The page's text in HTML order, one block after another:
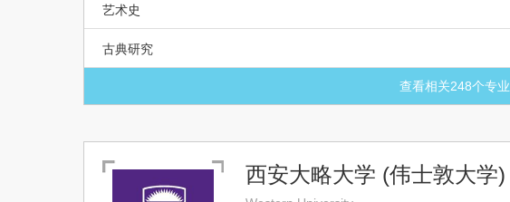
艺术史
古典研究
查看相关248个专业
西安大略大学 (伟士敦大学)